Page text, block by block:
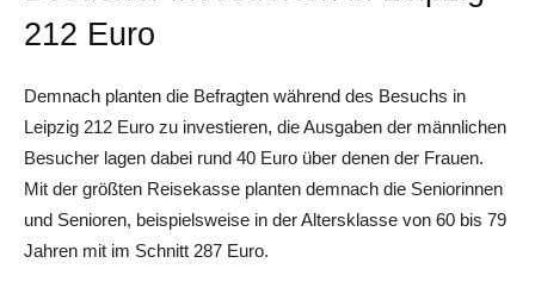
212 Euro
Demnach planten die Befragten während des Besuchs in
Leipzig 212 Euro zu investieren, die Ausgaben der männlichen
Besucher lagen dabei rund 40 Euro über denen der Frauen.
Mit der größten Reisekasse planten demnach die Seniorinnen
und Senioren, beispielsweise in der Altersklasse von 60 bis 79
Jahren mit im Schnitt 287 Euro.